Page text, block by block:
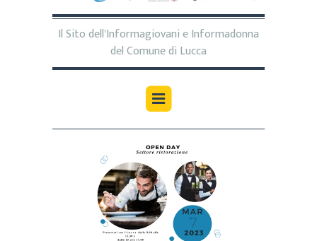
Il Sito dell'Informagiovani e Informadonna
del Comune di Lucca